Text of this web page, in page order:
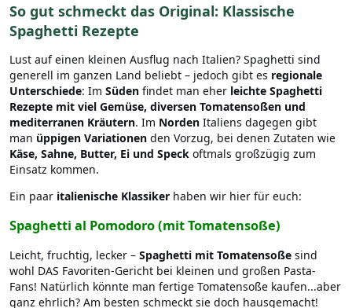
So gut schmeckt das Original: Klassische
Spaghetti Rezepte
Lust auf einen kleinen Ausflug nach Italien? Spaghetti sind
generell im ganzen Land beliebt – jedoch gibt es regionale
Unterschiede: Im Süden findet man eher leichte Spaghetti
Rezepte mit viel Gemüse, diversen Tomatensoßen und
mediterranen Kräutern. Im Norden Italiens dagegen gibt
man üppigen Variationen den Vorzug, bei denen Zutaten wie
Käse, Sahne, Butter, Ei und Speck oftmals großzügig zum
Einsatz kommen.
Ein paar italienische Klassiker haben wir hier für euch:
Spaghetti al Pomodoro (mit Tomatensoße)
Leicht, fruchtig, lecker – Spaghetti mit Tomatensoße sind
wohl DAS Favoriten-Gericht bei kleinen und großen Pasta-
Fans! Natürlich könnte man fertige Tomatensoße kaufen...aber
ganz ehrlich? Am besten schmeckt sie doch hausgemacht!